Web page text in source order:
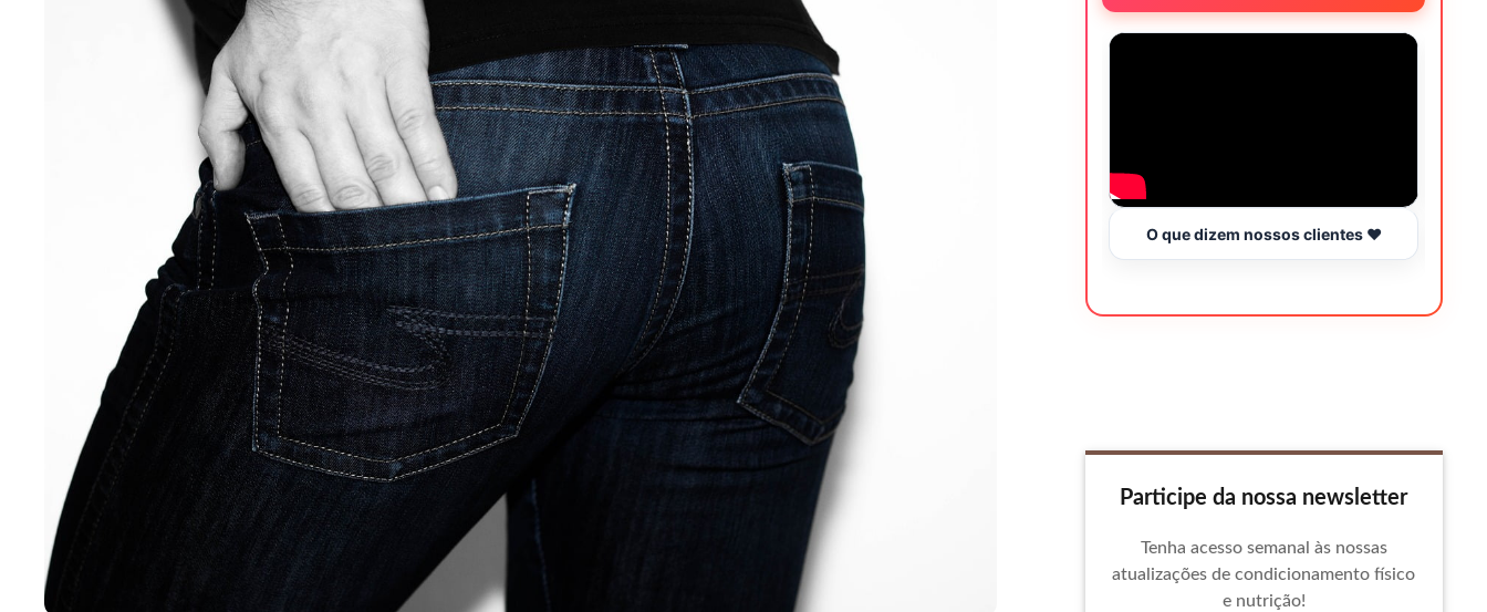
O que dizem nossos clientes ❤️
Participe da nossa newsletter
Tenha acesso semanal às nossas
atualizações de condicionamento físico
e nutrição!